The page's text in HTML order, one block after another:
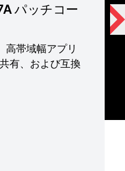
パッチコー
高帯域幅アプリ
有、および互換